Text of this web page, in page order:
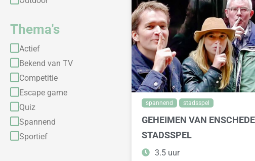
Thema's
Actief
Bekend van TV
Competitie
Escape game
Quiz
Spannend
Sportief
spannend stadsspel
GEHEIMEN VAN ENSCHEDE
STADSSPEL
3.5 uur